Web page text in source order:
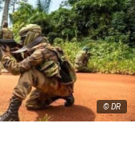
© DR